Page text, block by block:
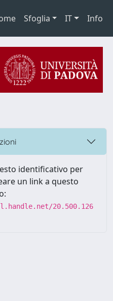
Sfoglia IT Info
identificativo per
un link a questo
20.500.126